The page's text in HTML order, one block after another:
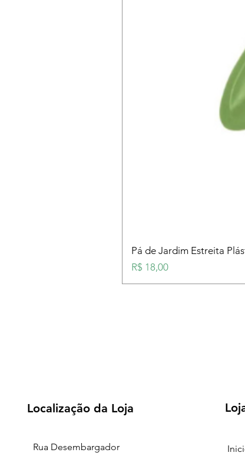
Pá de Jardim Estreita
Preço
R$ 18,00
Localização da Loja
Rua Desembargador